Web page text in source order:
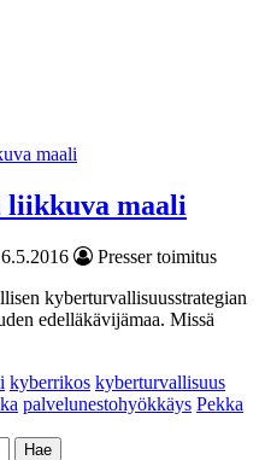
liikkuva maali
6.5.2016
Presser toimitus
kyberturvallisuusstrategian
edelläkävijämaa. Missä
kyberrikos kyberturvallisuus
palvelunestohyökkäys Pekka